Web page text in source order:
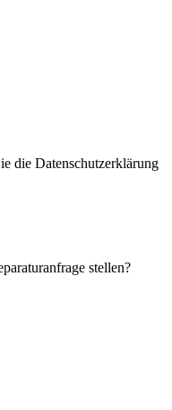
stellen?